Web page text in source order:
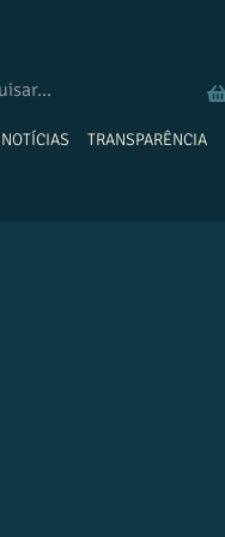
NOTÍCIAS TRANSPARÊNCIA